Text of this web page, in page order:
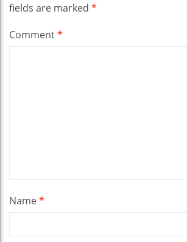
fields are marked *
Comment*
Name*